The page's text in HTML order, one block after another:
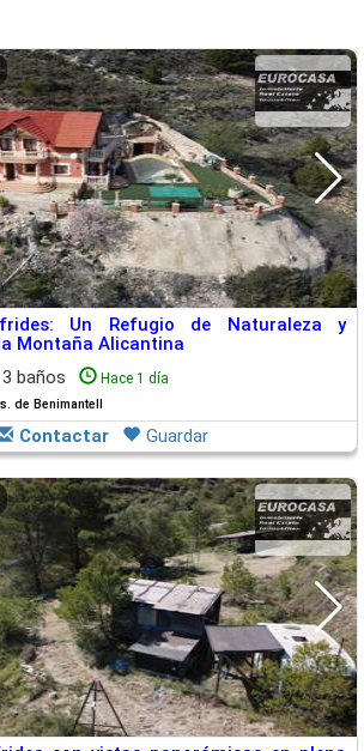
Un Refugio de Naturaleza y
Montaña Alicantina
3 baños Hace 1 día
de Benimantell
Contactar Guardar